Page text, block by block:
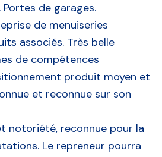
Portes de garages.
de menuiseries
associés. Très belle
de compétences
produit moyen et
et reconnue sur son
notoriété, reconnue pour la
Le repreneur pourra